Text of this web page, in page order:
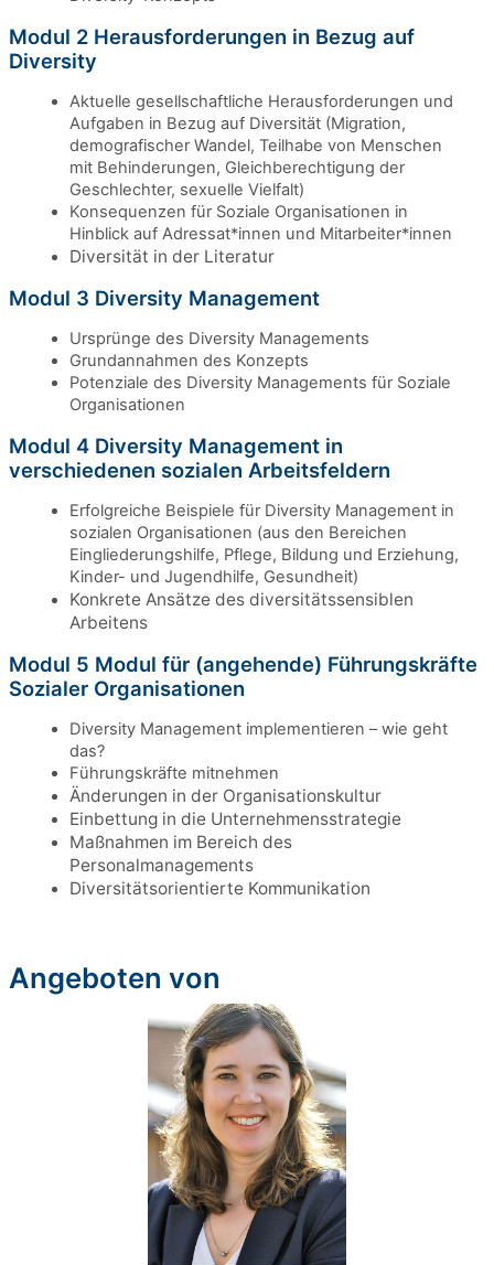
Modul 2 Herausforderungen in Bezug auf
Diversity
Aktuelle gesellschaftliche Herausforderungen und
Aufgaben in Bezug auf Diversität (Migration,
demografischer Wandel, Teilhabe von Menschen
mit Behinderungen, Gleichberechtigung der
Geschlechter, sexuelle Vielfalt)
Konsequenzen für Soziale Organisationen in
Hinblick auf Adressat*innen und Mitarbeiter*innen
Diversität in der Literatur
Modul 3 Diversity Management
Ursprünge des Diversity Managements
Grundannahmen des Konzepts
Potenziale des Diversity Managements für Soziale
Organisationen
Modul 4 Diversity Management in
verschiedenen sozialen Arbeitsfeldern
Erfolgreiche Beispiele für Diversity Management in
sozialen Organisationen (aus den Bereichen
Eingliederungshilfe, Pflege, Bildung und Erziehung,
Kinder- und Jugendhilfe, Gesundheit)
Konkrete Ansätze des diversitätssensiblen
Arbeitens
Modul 5 Modul für (angehende) Führungskräfte
Sozialer Organisationen
Diversity Management implementieren – wie geht
das?
Führungskräfte mitnehmen
Änderungen in der Organisationskultur
Einbettung in die Unternehmensstrategie
Maßnahmen im Bereich des
Personalmanagements
Diversitätsorientierte Kommunikation
Angeboten von